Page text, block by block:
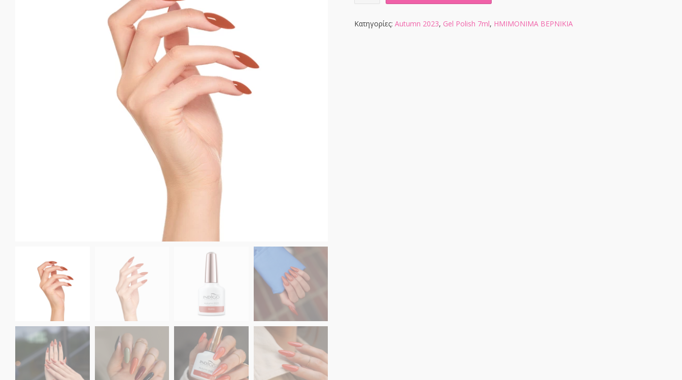
7ml
Κατηγορίες: Autumn 2023, Gel Polish 7ml, ΗΜΙΜΟΝΙΜΑ ΒΕΡΝΙΚΙΑ